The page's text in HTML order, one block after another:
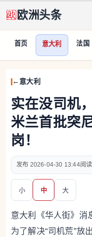
欧洲头条
首页 意大利 法国
意大利
实在没司机
米兰首批突
岗！
2026-04-30 13:44
小 中 大
意大利《华人街》消
为了解决“司机荒”